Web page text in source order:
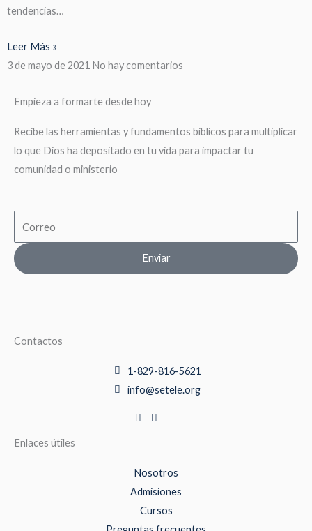
tendencias…
Leer Más »
3 de mayo de 2021 No hay comentarios
Empieza a formarte desde hoy
Recibe las herramientas y fundamentos biblicos para multiplicar
lo que Dios ha depositado en tu vida para impactar tu
comunidad o ministerio
Enviar
Contactos
1-829-816-5621
info@setele.org
Enlaces útiles
Nosotros
Admisiones
Cursos